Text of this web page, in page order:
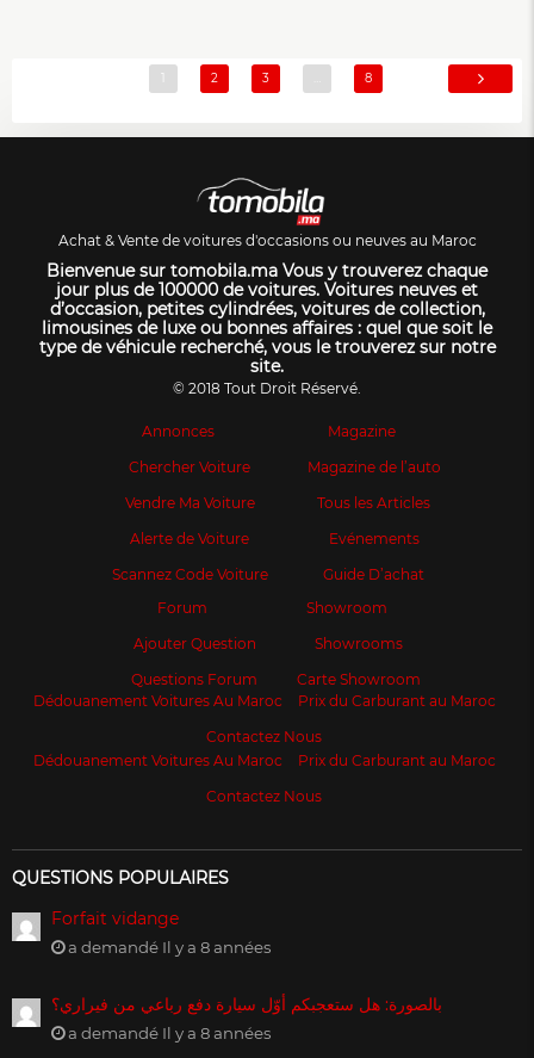
1 2 3 8
Achat & Vente de voitures d'occasions ou neuves au Maroc
Bienvenue sur tomobila.ma Vous y trouverez chaque
jour plus de 100000 de voitures. Voitures neuves et
d’occasion, petites cylindrées, voitures de collection,
limousines de luxe ou bonnes affaires : quel que soit le
type de véhicule recherché, vous le trouverez sur notre
site.
© 2018 Tout Droit Réservé.
Annonces
Chercher Voiture
Vendre Ma Voiture
Alerte de Voiture
Scannez Code Voiture
Magazine
Magazine de l’auto
Tous les Articles
Evénements
Guide D’achat
Forum
Ajouter Question
Questions Forum
Showroom
Showrooms
Carte Showroom
Dédouanement Voitures Au Maroc
Prix du Carburant au Maroc
Contactez Nous
Dédouanement Voitures Au Maroc
Prix du Carburant au Maroc
Contactez Nous
QUESTIONS POPULAIRES
Forfait vidange
a demandé Il y a 8 années
بالصورة: هل ستعجبكم أوّل سيارة دفع رباعي من فيراري؟
a demandé Il y a 8 années